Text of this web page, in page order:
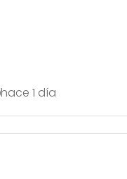
hace 1 día